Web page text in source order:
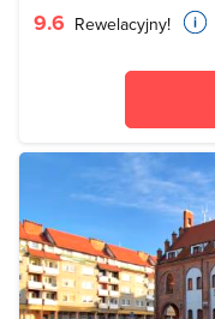
9.6 Rewelacyjny!